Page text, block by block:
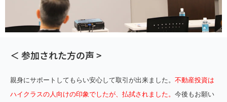
＜ 参加された方の声 >
親身にサポートしてもらい安心して取引が出来ました。 不動産投資は
ハイクラスの人向けの印象でしたが、払拭されました。 今後もお願い